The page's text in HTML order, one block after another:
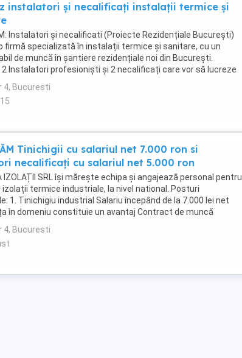
instalatori și necalificați instalații termice și
Instalatori și necalificati (Proiecte Rezidențiale București)
firmă specializată în instalații termice și sanitare, cu un
de muncă în șantiere rezidențiale noi din București.
2 Instalatori profesioniști și 2 necalificați care vor să lucreze
corect ...
4, Bucuresti
Tinichigii cu salariul net 7.000 ron si
necalificați cu salariul net 5.000 ron
IZOLAȚII SRL își mărește echipa și angajează personal pentru
izolații termice industriale, la nivel national. Posturi
1. Tinichigiu industrial Salariu începând de la 7.000 lei net
în domeniu constituie un avantaj Contract de muncă
de ...
4, Bucuresti